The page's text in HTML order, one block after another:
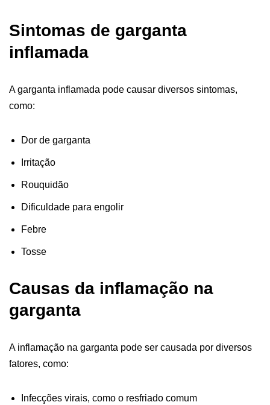
Sintomas de garganta
inflamada
A garganta inflamada pode causar diversos sintomas,
como:
Dor de garganta
Irritação
Rouquidão
Dificuldade para engolir
Febre
Tosse
Causas da inflamação na
garganta
A inflamação na garganta pode ser causada por diversos
fatores, como:
Infecções virais, como o resfriado comum